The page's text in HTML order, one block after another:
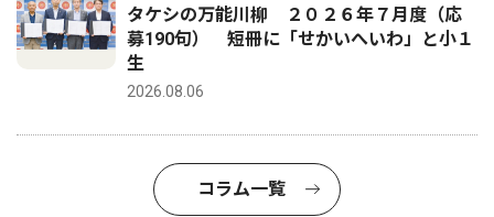
タケシの万能川柳 ２０２６年７月度（応
募190句） 短冊に「せかいへいわ」と小１
生
2026.08.06
コラム一覧